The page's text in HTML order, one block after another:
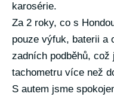
karosérie.
Za 2 roky, co s
pouze výfuk, baterii a
zadních podběhů,
tachometru více než
S autem jsme